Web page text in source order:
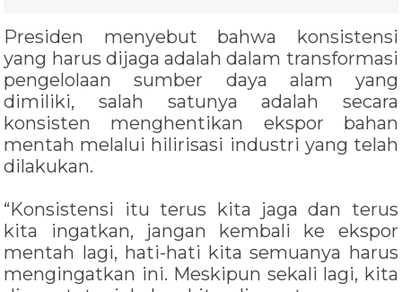
Presiden menyebut bahwa konsistensi
yang harus dijaga adalah dalam transformasi
pengelolaan sumber daya alam yang
dimiliki, salah satunya adalah secara
konsisten menghentikan ekspor bahan
mentah melalui hilirisasi industri yang telah
dilakukan.
“Konsistensi itu terus kita jaga dan terus
kita ingatkan, jangan kembali ke ekspor
mentah lagi, hati-hati kita semuanya harus
mengingatkan ini. Meskipun sekali lagi, kita